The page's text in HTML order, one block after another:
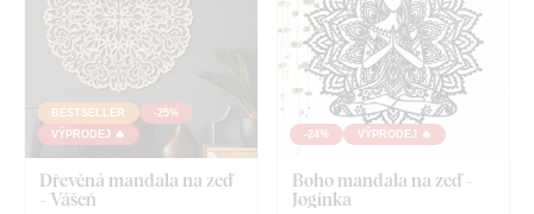
BESTSELLER
-25%
VÝPRODEJ 🔥
Dřevěná mandala na zeď
- Vášeň
-24% VÝPRODEJ 🔥
Boho mandala na zeď -
Jogínka